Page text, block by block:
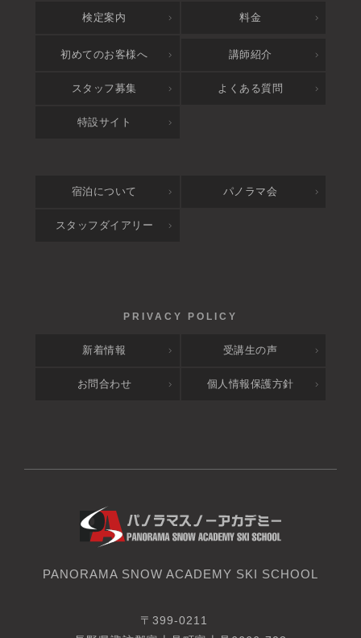
検定案内 料金
アクセス
初めてのお客様へ 講師紹介
スタッフ募集 よくある質問
特設サイト
宿泊について パノラマ会
スタッフダイアリー
新着情報 受講生の声
お問合わせ 個人情報保護方針
PANORAMA SNOW ACADEMY SKI SCHOOL
〒399-0211